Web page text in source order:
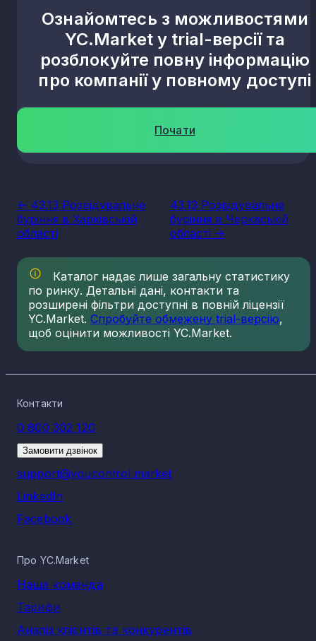
Ознайомтесь з можливостями
YC.Market у trial-версії та
розблокуйте повну інформацію
про компанії у повному доступі
Почати
<- 43.13 Розвідувальне
буріння в Харківській
області
43.13 Розвідувальне
буріння в Черкаській
області ->
Каталог надає лише загальну статистику
по ринку. Детальні дані, контакти та
розширені фільтри доступні в повній ліцензії
YC.Market. Спробуйте обмежену trial-версію,
щоб оцінити можливості YC.Market.
Контакти
0 800 302 120
Замовити дзвінок
support@youcontrol.market
LinkedIn
Facebook
Про YC.Market
Наша команда
Тарифи
Аналіз клієнтів та конкурентів